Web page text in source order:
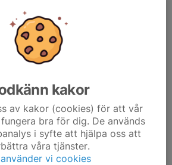
Heden, Parkgatan 35, Göteborg.
35, Göteborg.
event/10625
kakor
av kakor (cookies) för att vår
bra för dig. De används
i syfte att hjälpa oss att
våra tjänster.
vi cookies